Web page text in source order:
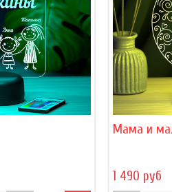
Мама и
1 490 руб